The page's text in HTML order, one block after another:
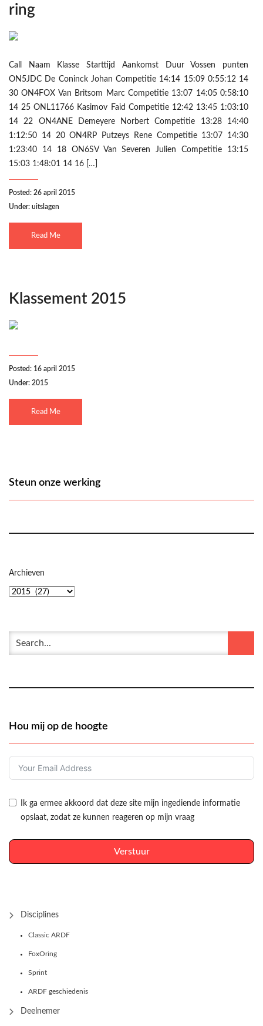
ring
Call Naam Klasse Starttijd Aankomst Duur Vossen punten
ON5JDC De Coninck Johan Competitie 14:14 15:09 0:55:12 14
30 ON4FOX Van Britsom Marc Competitie 13:07 14:05 0:58:10
14 25 ONL11766 Kasimov Faid Competitie 12:42 13:45 1:03:10
14 22 ON4ANE Demeyere Norbert Competitie 13:28 14:40
1:12:50 14 20 ON4RP Putzeys Rene Competitie 13:07 14:30
1:23:40 14 18 ON6SV Van Severen Julien Competitie 13:15
15:03 1:48:01 14 16 […]
Posted: 26 april 2015
Under: uitslagen
Read Me
Klassement 2015
Posted: 16 april 2015
Under: 2015
Read Me
Steun onze werking
Archieven
Hou mij op de hoogte
Ik ga ermee akkoord dat deze site mijn ingediende informatie
opslaat, zodat ze kunnen reageren op mijn vraag
Verstuur
Disciplines
Classic ARDF
FoxOring
Sprint
ARDF geschiedenis
Deelnemer